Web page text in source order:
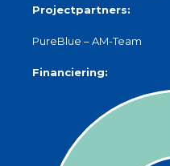
Projectpartners:
PureBlue – AM-Team
Financiering: